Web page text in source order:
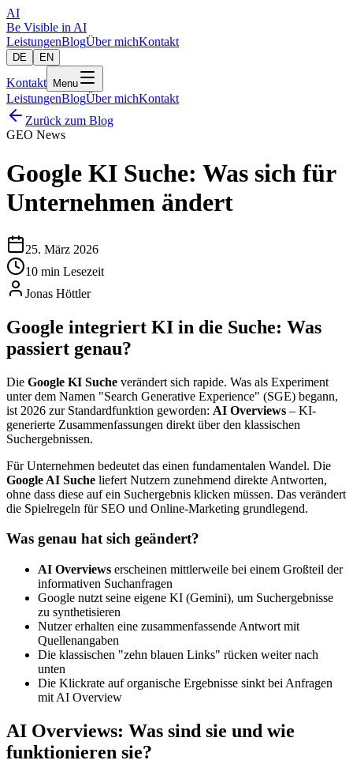
AI
Be Visible in AI
LeistungenBlogÜber michKontakt
DE EN
Kontakt Menu
LeistungenBlogÜber michKontakt
Zurück zum Blog
GEO News
Google KI Suche: Was sich für
Unternehmen ändert
25. März 2026
10 min Lesezeit
Jonas Höttler
Google integriert KI in die Suche: Was
passiert genau?
Die Google KI Suche verändert sich rapide. Was als Experiment
unter dem Namen "Search Generative Experience" (SGE) begann,
ist 2026 zur Standardfunktion geworden: AI Overviews – KI-
generierte Zusammenfassungen direkt über den klassischen
Suchergebnissen.
Für Unternehmen bedeutet das einen fundamentalen Wandel. Die
Google AI Suche liefert Nutzern zunehmend direkte Antworten,
ohne dass diese auf ein Suchergebnis klicken müssen. Das verändert
die Spielregeln für SEO und Online-Marketing grundlegend.
Was genau hat sich geändert?
AI Overviews erscheinen mittlerweile bei einem Großteil der
informativen Suchanfragen
Google nutzt seine eigene KI (Gemini), um Suchergebnisse
zu synthetisieren
Nutzer erhalten eine zusammenfassende Antwort mit
Quellenangaben
Die klassischen "zehn blauen Links" rücken weiter nach
unten
Die Klickrate auf organische Ergebnisse sinkt bei Anfragen
mit AI Overview
AI Overviews: Was sind sie und wie
funktionieren sie?